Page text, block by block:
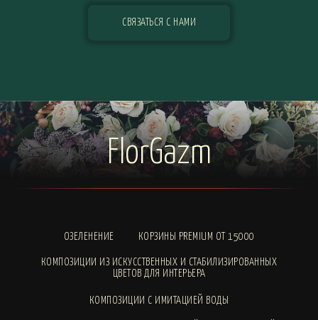
СВЯЗАТЬСЯ С НАМИ
FlorGazm
ОЗЕЛЕНЕНИЕ КОРЗИНЫ PREMIUM ОТ 15000
КОМПОЗИЦИИ ИЗ ИСКУССТВЕННЫХ И СТАБИЛИЗИРОВАННЫХ
ЦВЕТОВ ДЛЯ ИНТЕРЬЕРА
КОМПОЗИЦИИ С ИМИТАЦИЕЙ ВОДЫ